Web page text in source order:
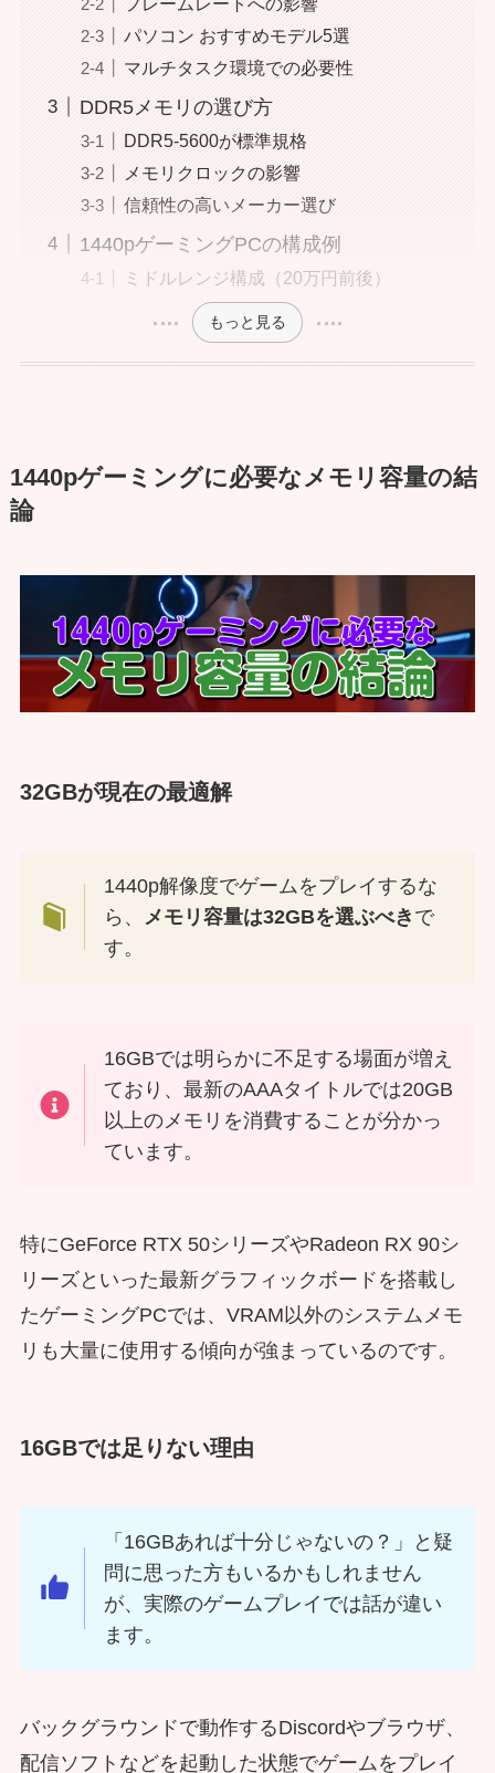
パソコン おすすめモデル5選
マルチタスク環境での必要性
DDR5メモリの選び方
DDR5-5600が標準規格
メモリクロックの影響
信頼性の高いメーカー選び
1440pゲーミングPCの構成例
ミドルレンジ構成（20万円前後）
もっと見る
1440pゲーミングに必要なメモリ容量の結
論
32GBが現在の最適解
1440p解像度でゲームをプレイするな
ら、 メモリ容量は32GBを選ぶべき で
す。
16GBでは明らかに不足する場面が増え
ており、最新のAAAタイトルでは20GB
以上のメモリを消費することが分かっ
ています。
特にGeForce RTX 50シリーズやRadeon RX 90シ
リーズといった最新グラフィックボードを搭載し
たゲーミングPCでは、VRAM以外のシステムメモ
リも大量に使用する傾向が強まっているのです。
16GBでは足りない理由
「16GBあれば十分じゃないの？」と疑
問に思った方もいるかもしれません
が、実際のゲームプレイでは話が違い
ます。
バックグラウンドで動作するDiscordやブラウザ、
配信ソフトなどを起動した状態でゲームをプレイ